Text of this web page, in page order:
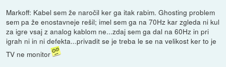
Markoff: Kabel sem že naročil ker ga itak rabim. Ghosting problem
sem pa že enostavneje rešil; imel sem ga na 70Hz kar zgleda ni kul
za igre vsaj z analog kablom ne...zdaj sem ga dal na 60Hz in pri
igrah ni in ni defekta...privadit se je treba le se na velikost ker to je
TV ne monitor